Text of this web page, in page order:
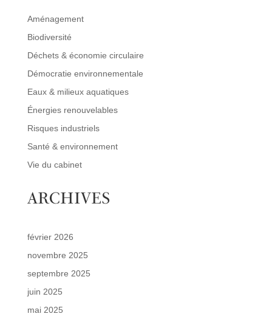
Aménagement
Biodiversité
Déchets & économie circulaire
Démocratie environnementale
Eaux & milieux aquatiques
Énergies renouvelables
Risques industriels
Santé & environnement
Vie du cabinet
ARCHIVES
février 2026
novembre 2025
septembre 2025
juin 2025
mai 2025